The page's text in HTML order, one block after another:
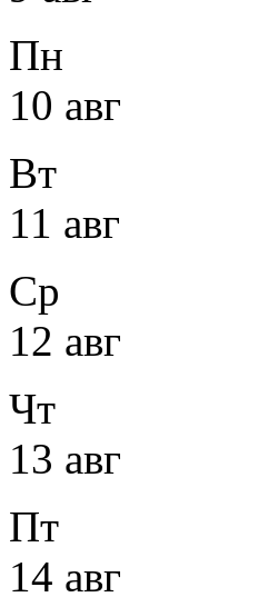
Пн
10 авг
Вт
11 авг
Ср
12 авг
Чт
13 авг
Пт
14 авг